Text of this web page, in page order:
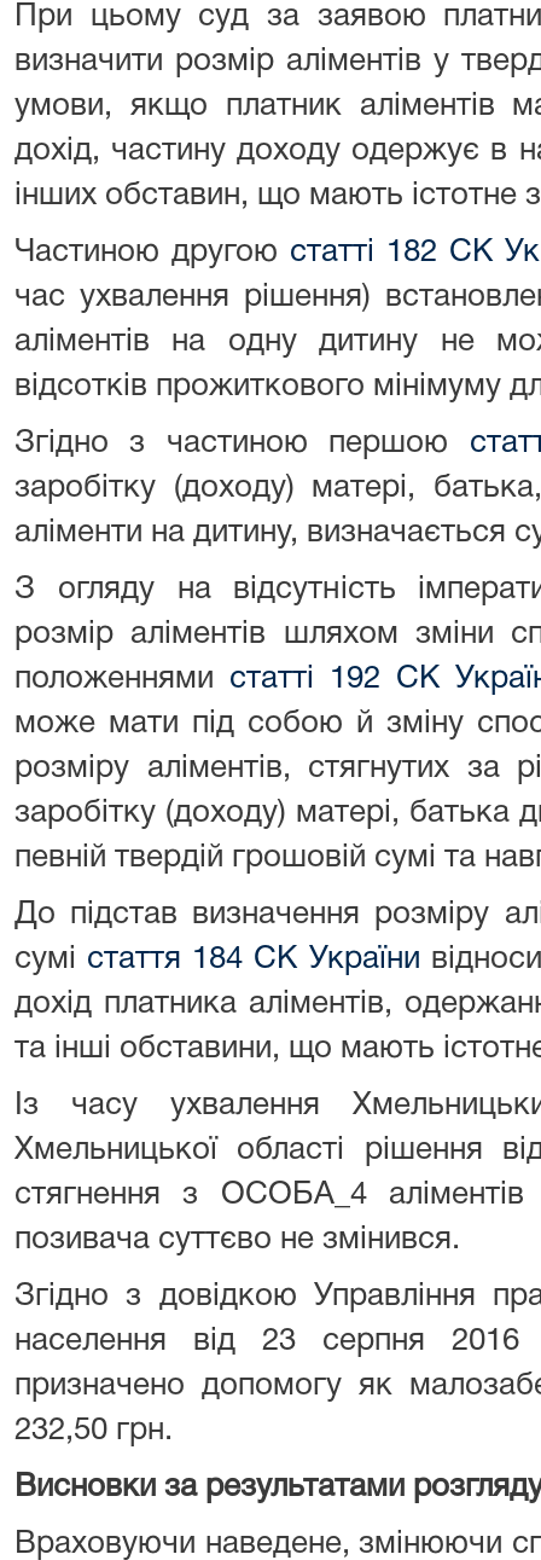
При цьому суд за заявою
визначити розмір аліментів у
умови, якщо платник аліментів
дохід, частину доходу одержує в
інших обставин, що мають істотне
Частиною другою статті 182 СК
час ухвалення рішення)
аліментів на одну дитину не
відсотків прожиткового мінімуму
Згідно з частиною першою
заробітку (доходу) матері,
аліменти на дитину, визначається
З огляду на відсутність
розмір аліментів шляхом зміни
положеннями статті 192 СК
може мати під собою й зміну
розміру аліментів, стягнутих за
заробітку (доходу) матері, батька
певній твердій грошовій сумі та
До підстав визначення розміру
сумі стаття 184 СК України
дохід платника аліментів,
та інші обставини, що мають
Із часу ухвалення
Хмельницької області рішення
стягнення з ОСОБА_4
позивача суттєво не змінився.
Згідно з довідкою Управління
населення від 23 серпня
призначено допомогу як
232,50 грн.
Висновки за результатами
Враховуючи наведене, змінюючи